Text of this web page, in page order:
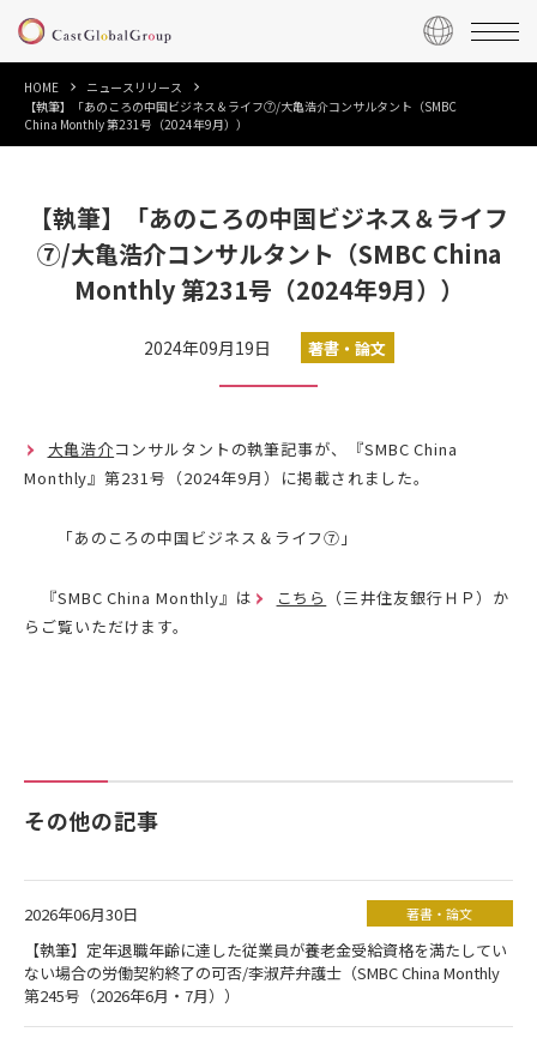
HOME
ニュースリリース
【執筆】「あのころの中国ビジネス＆ライフ⑦/大亀浩介コンサルタント（SMBC
China Monthly 第231号（2024年9月））
【執筆】「あのころの中国ビジネス＆ライフ
⑦/大亀浩介コンサルタント（SMBC China
Monthly 第231号（2024年9月））
2024年09月19日 著書・論文
大亀浩介コンサルタントの執筆記事が、『SMBC China
Monthly』第231号（2024年9月）に掲載されました。
「あのころの中国ビジネス＆ライフ⑦」
『SMBC China Monthly』は こちら
（三井住友銀行ＨＰ）か
らご覧いただけます。
その他の記事
2026年06月30日 著書・論文
【執筆】定年退職年齢に達した従業員が養老金受給資格を満たしてい
ない場合の労働契約終了の可否/李淑芹弁護士（SMBC China Monthly
第245号（2026年6月・7月））